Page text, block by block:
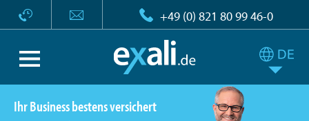
+49 (0) 821 80 99 46-0
Ihr Business bestens versichert